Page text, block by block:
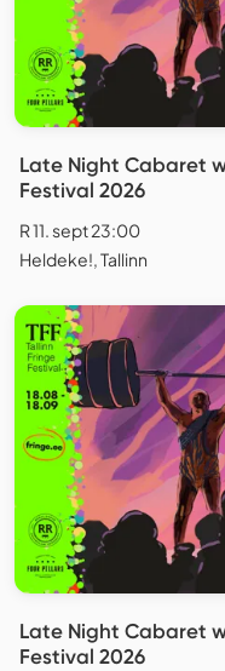
Late Night Cabaret
Festival 2026
R 11. sept 23:00
Heldeke!, Tallinn
Late Night Cabaret
Festival 2026